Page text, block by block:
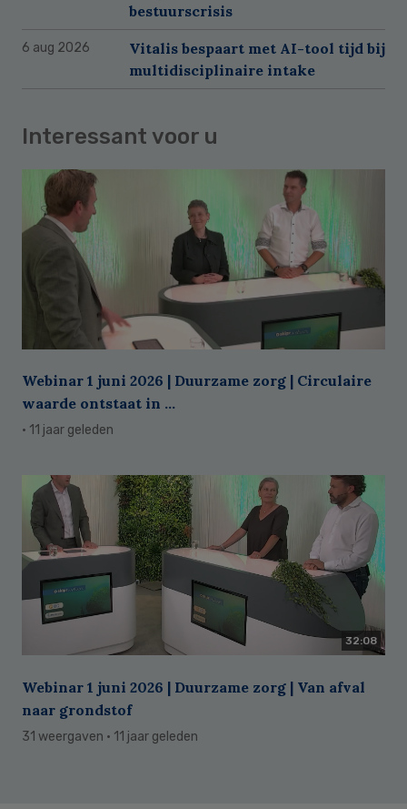
bestuurscrisis
6 aug 2026
Vitalis bespaart met AI-tool tijd bij
multidisciplinaire intake
Interessant voor u
Webinar 1 juni 2026 | Duurzame zorg | Circulaire
waarde ontstaat in ...
· 11 jaar geleden
32:08
Webinar 1 juni 2026 | Duurzame zorg | Van afval
naar grondstof
31 weergaven · 11 jaar geleden